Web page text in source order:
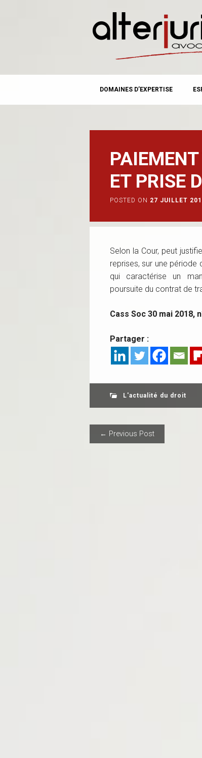
MAIN MENU
content
DOMAINES D’EXPERTISE
ET PRISE
POSTED ON 27 JUILLET
Selon la Cour, peut
reprises, sur une
qui caractérise un
poursuite du contrat de
Cass Soc 30 mai 2018,
Partager :
L'actualité du droit
POST
← Previous Post